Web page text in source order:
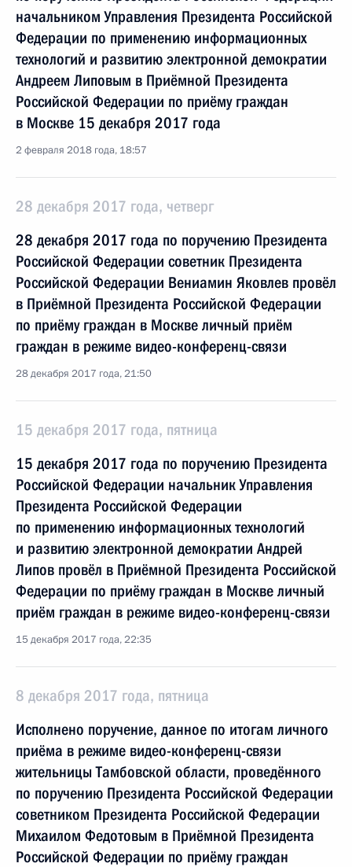
начальником Управления Президента Российской
Федерации по применению информационных
технологий и развитию электронной демократии
Андреем Липовым в Приёмной Президента
Российской Федерации по приёму граждан
в Москве 15 декабря 2017 года
2 февраля 2018 года, 18:57
28 декабря 2017 года, четверг
28 декабря 2017 года по поручению Президента
Российской Федерации советник Президента
Российской Федерации Вениамин Яковлев провёл
в Приёмной Президента Российской Федерации
по приёму граждан в Москве личный приём
граждан в режиме видео-конференц-связи
28 декабря 2017 года, 21:50
15 декабря 2017 года, пятница
15 декабря 2017 года по поручению Президента
Российской Федерации начальник Управления
Президента Российской Федерации
по применению информационных технологий
и развитию электронной демократии Андрей
Липов провёл в Приёмной Президента Российской
Федерации по приёму граждан в Москве личный
приём граждан в режиме видео-конференц-связи
15 декабря 2017 года, 22:35
8 декабря 2017 года, пятница
Исполнено поручение, данное по итогам личного
приёма в режиме видео-конференц-связи
жительницы Тамбовской области, проведённого
по поручению Президента Российской Федерации
советником Президента Российской Федерации
Михаилом Федотовым в Приёмной Президента
Российской Федерации по приёму граждан